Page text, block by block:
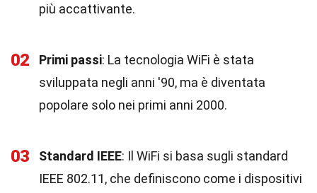
più accattivante.
02 Primi passi: La tecnologia WiFi è stata
sviluppata negli anni '90, ma è diventata
popolare solo nei primi anni 2000.
03 Standard IEEE: Il WiFi si basa sugli standard
IEEE 802.11, che definiscono come i dispositivi